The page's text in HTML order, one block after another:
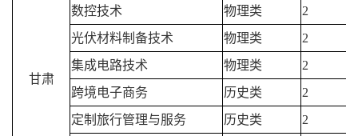
甘肃
数控技术 物理类
2
光伏材料制备技术
物理类
2
集成电路技术
物理类
2
跨境电子商务
历史类
2
定制旅行管理与服务
历史类
2